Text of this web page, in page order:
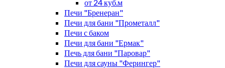
от 24 куб.м
Печи "Бренеран"
Печи для бани "Прометалл"
Печи с баком
Печи для бани "Ермак"
Печь для бани "Паровар"
Печи для сауны "Ферингер"